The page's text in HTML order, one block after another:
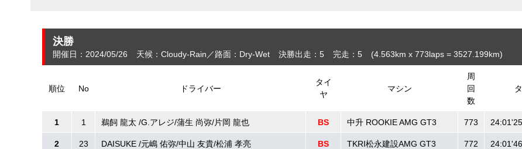
決勝
開催日：2024/05/26 天候：Cloudy-Rain 路面：Dry-Wet 決勝出走：5 完走：5 (4.563km x 773laps = 3527.199km)
順位 No ドライバー
タイ
ヤ
マシン
周
回
数
1 1 鵜飼 龍太 /G.アレジ/蒲生 尚弥/片岡 龍也 BS 中升 ROOKIE AMG GT3 773
2 23 DAISUKE /元嶋 佑弥/中山 友貴/松浦 孝亮 BS TKRI松永建設AMG GT3 772